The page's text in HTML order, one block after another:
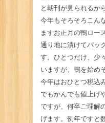
と朝刊が見られるか
今年もそろそろこん
ますお正月の鴨ロー
通り地に漬けてパッ
す。ひとつだけ、少
いますが、鴨を始め
今年はおひとつ税込
でもかんでも値上げ
ですが、何卒ご理解
げます。例年ですと